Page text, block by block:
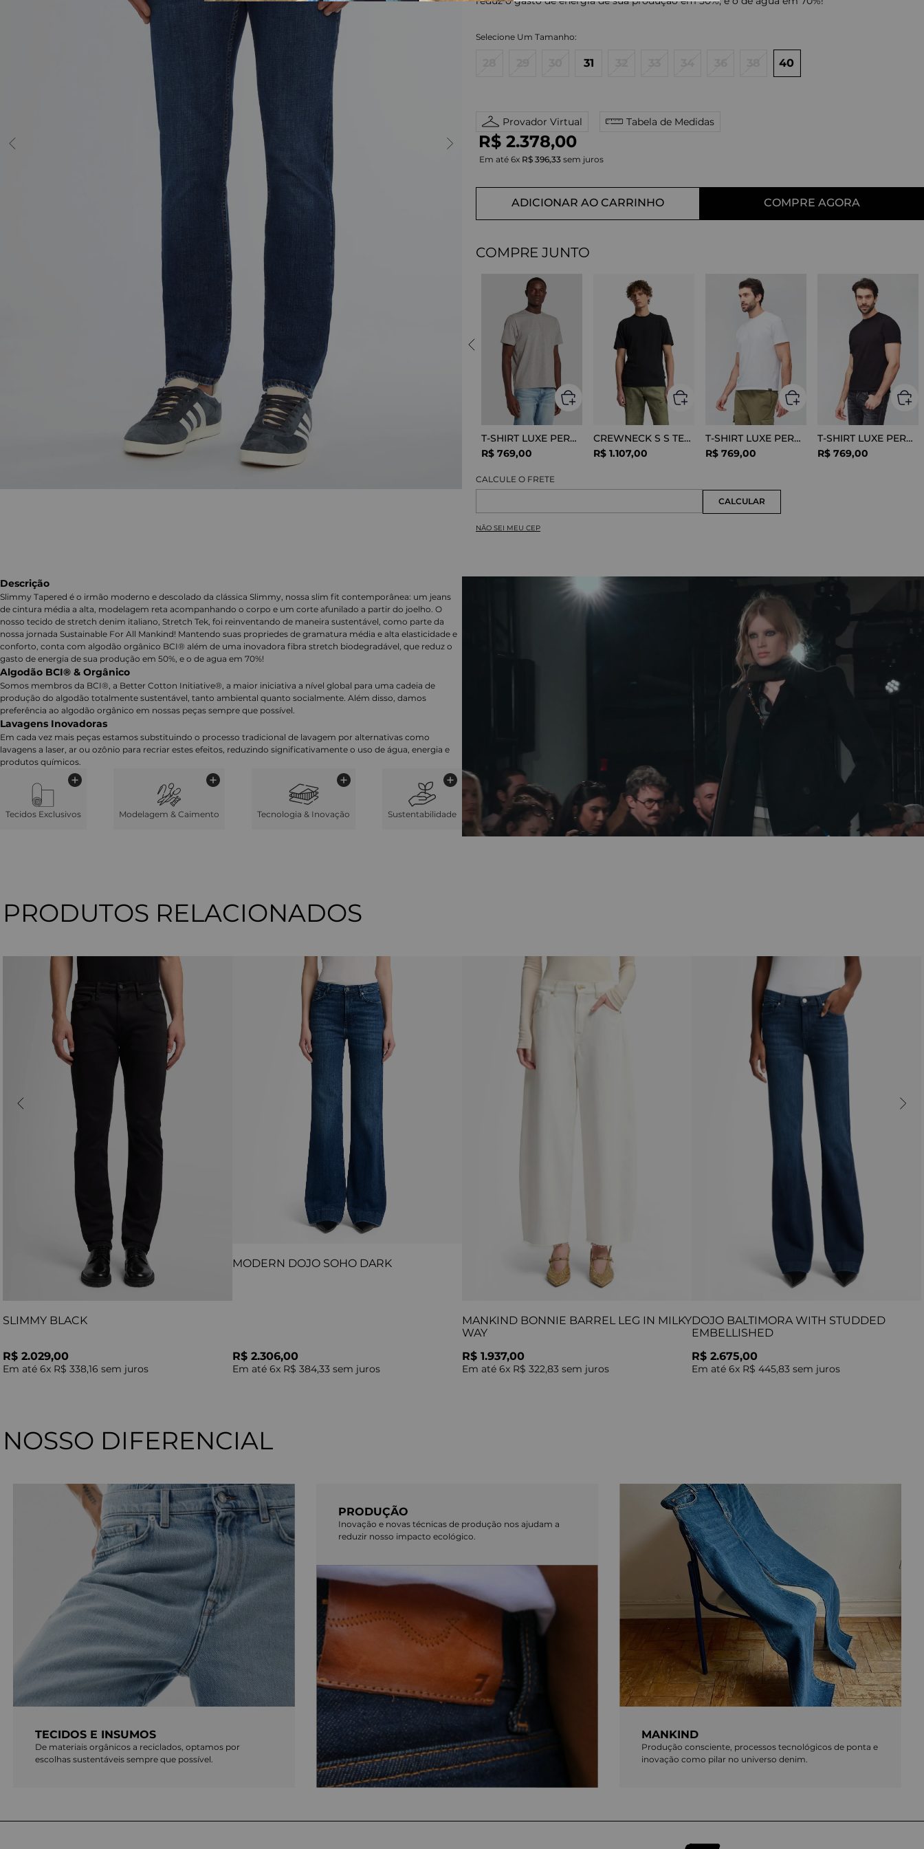
31 40
Provador Virtual Tabela de Medidas
R$ 2.378,00
Em até 6x R$ 396,33 sem juros
ADICIONAR AO CARRINHO COMPRE AGORA
COMPRE JUNTO
T-SHIRT LUXE PERFOR GREY MELANGE
R$ 769,00
CREWNECK S S TEE COTTON BLACK
R$ 1.107,00
T-SHIRT LUXE PERFORMANCE WHITE
R$ 769,00
T-SHIRT LUXE PERFORMANCE BLACK
R$ 769,00
NÃO SEI MEU CEP
Descrição
Slimmy Tapered é o irmão moderno e descolado da clássica Slimmy, nossa slim fit contemporânea: um jeans
de cintura média a alta, modelagem reta acompanhando o corpo e um corte afunilado a partir do joelho. O
nosso tecido de stretch denim italiano, Stretch Tek, foi reinventando de maneira sustentável, como parte da
nossa jornada Sustainable For All Mankind! Mantendo suas propriedes de gramatura média e alta elasticidade e
conforto, conta com algodão orgânico BCI® além de uma inovadora fibra stretch biodegradável, que reduz o
gasto de energia de sua produção em 50%, e o de agua em 70%!
Algodão BCI® & Orgânico
Somos membros da BCI®, a Better Cotton Initiative®, a maior iniciativa a nível global para uma cadeia de
produção do algodão totalmente sustentável, tanto ambiental quanto socialmente. Além disso, damos
preferência ao algodão orgânico em nossas peças sempre que possível.
Lavagens Inovadoras
Em cada vez mais peças estamos substituindo o processo tradicional de lavagem por alternativas como
lavagens a laser, ar ou ozônio para recriar estes efeitos, reduzindo significativamente o uso de água, energia e
produtos químicos.
Tecidos Exclusivos Modelagem & Caimento Tecnologia & Inovação Sustentabilidade
PRODUTOS RELACIONADOS
SLIMMY BLACK
R$ 2.029,00
Em até 6x R$ 338,16 sem juros
MODERN DOJO SOHO DARK
R$ 2.306,00
Em até 6x R$ 384,33 sem juros
MANKIND BONNIE BARREL LEG IN MILKY
WAY
R$ 1.937,00
Em até 6x R$ 322,83 sem juros
DOJO BALTIMORA WITH STUDDED
EMBELLISHED
R$ 2.675,00
Em até 6x R$ 445,83 sem juros
NOSSO DIFERENCIAL
TECIDOS E INSUMOS
De materiais orgânicos a reciclados, optamos por
escolhas sustentáveis sempre que possível.
PRODUÇÃO
Inovação e novas técnicas de produção nos ajudam a
reduzir nosso impacto ecológico.
MANKIND
Produção consciente, processos tecnológicos de ponta e
inovação como pilar no universo denim.